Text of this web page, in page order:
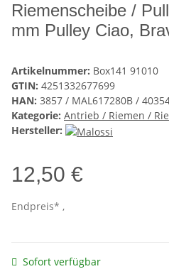
Riemenscheibe /
mm Pulley Ciao,
Artikelnummer: Box141 91010
GTIN: 4251332677699
HAN: 3857 / MAL617280B /
Kategorie: Antrieb / Riemen /
Hersteller:
12,50 €
Endpreis* ,
Sofort verfügbar